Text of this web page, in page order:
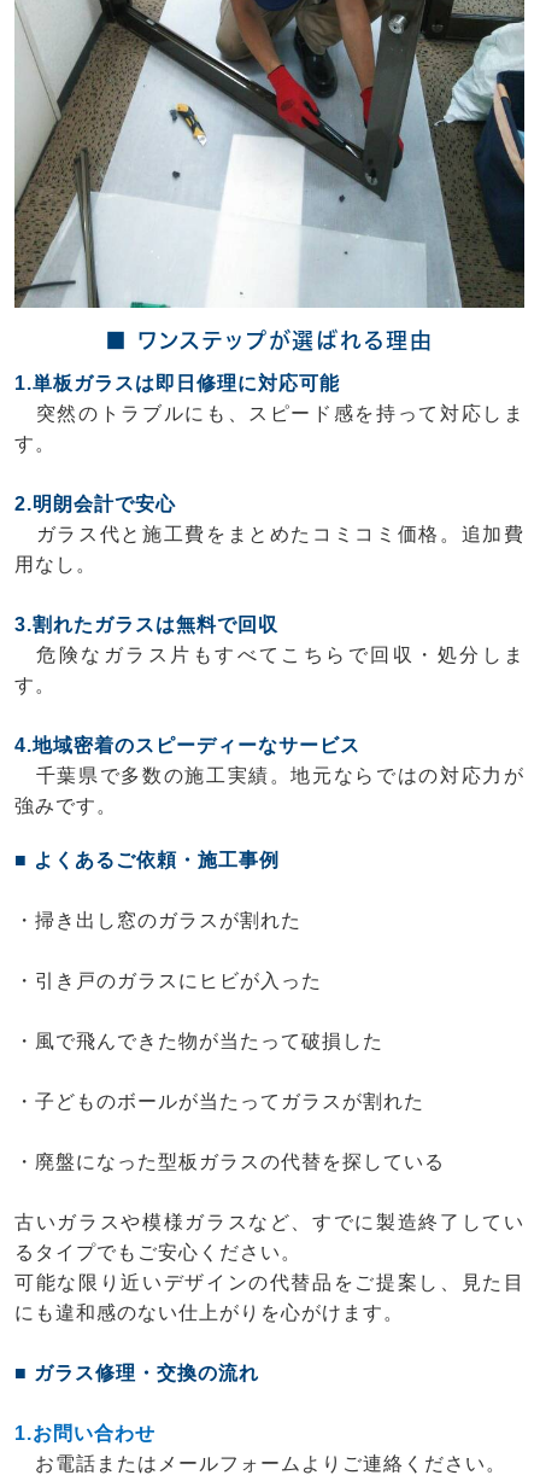
■ ワンステップが選ばれる理由
1.単板ガラスは即日修理に対応可能
突然のトラブルにも、スピード感を持って対応しま
す。
2.明朗会計で安心
ガラス代と施工費をまとめたコミコミ価格。追加費
用なし。
3.割れたガラスは無料で回収
危険なガラス片もすべてこちらで回収・処分しま
す。
4.地域密着のスピーディーなサービス
千葉県で多数の施工実績。地元ならではの対応力が
強みです。
■ よくあるご依頼・施工事例
・掃き出し窓のガラスが割れた
・引き戸のガラスにヒビが入った
・風で飛んできた物が当たって破損した
・子どものボールが当たってガラスが割れた
・廃盤になった型板ガラスの代替を探している
古いガラスや模様ガラスなど、すでに製造終了してい
るタイプでもご安心ください。
可能な限り近いデザインの代替品をご提案し、見た目
にも違和感のない仕上がりを心がけます。
■ ガラス修理・交換の流れ
1.お問い合わせ
お電話またはメールフォームよりご連絡ください。